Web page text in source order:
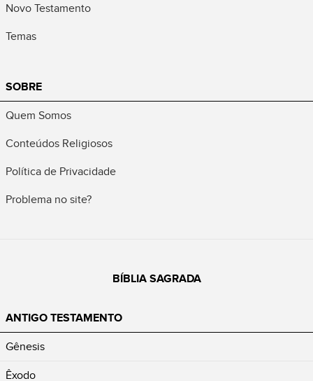
Novo Testamento
Temas
SOBRE
Quem Somos
Conteúdos Religiosos
Política de Privacidade
Problema no site?
BÍBLIA SAGRADA
ANTIGO TESTAMENTO
Gênesis
Êxodo